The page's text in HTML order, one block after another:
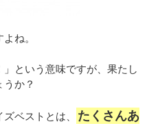
ね。
という意味ですが、果たし
か？
ベストとは、
たくさんあ